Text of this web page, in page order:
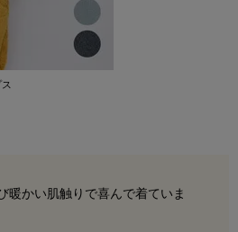
暖かい肌触りで喜んで着ていま